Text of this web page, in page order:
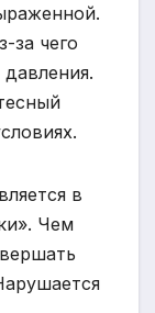
за чего
в
Чем